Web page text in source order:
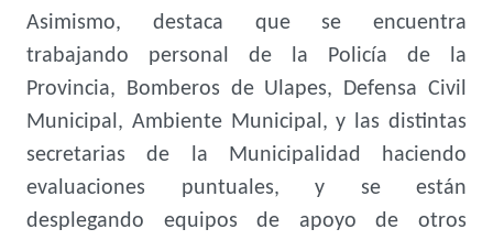
Asimismo, destaca que se encuentra
trabajando personal de la Policía de la
Provincia, Bomberos de Ulapes, Defensa Civil
Municipal, Ambiente Municipal, y las distintas
secretarias de la Municipalidad haciendo
evaluaciones puntuales, y se están
desplegando equipos de apoyo de otros